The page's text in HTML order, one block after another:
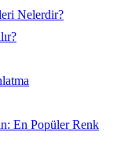
Nelerdir?
En Popüler Renk